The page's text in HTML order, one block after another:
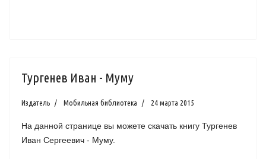
Тургенев Иван - Муму
Издатель Мобильная библиотека 24 марта 2015
На данной странице вы можете скачать книгу Тургенев
Иван Сергеевич - Муму.